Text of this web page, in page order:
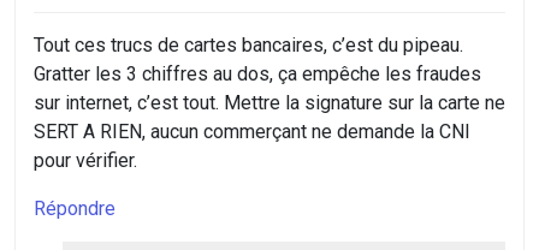
Tout ces trucs de cartes bancaires, c’est du pipeau.
Gratter les 3 chiffres au dos, ça empêche les fraudes
sur internet, c’est tout. Mettre la signature sur la carte ne
SERT A RIEN, aucun commerçant ne demande la CNI
pour vérifier.
Répondre